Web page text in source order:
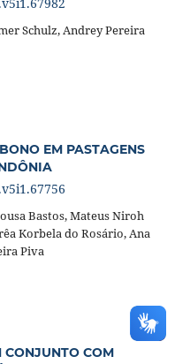
Schulz, Andrey Pereira
EM PASTAGENS
Bastos, Mateus Niroh
Korbela do Rosário, Ana
Piva
CONJUNTO COM